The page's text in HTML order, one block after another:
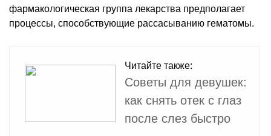
фармакологическая группа лекарства предполагает
процессы, способствующие рассасыванию гематомы.
Читайте также:
Советы для девушек:
как снять отек с глаз
после слез быстро